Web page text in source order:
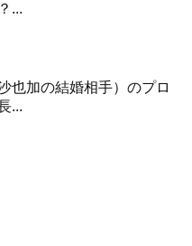
...
也加の結婚相手）のプロ
...